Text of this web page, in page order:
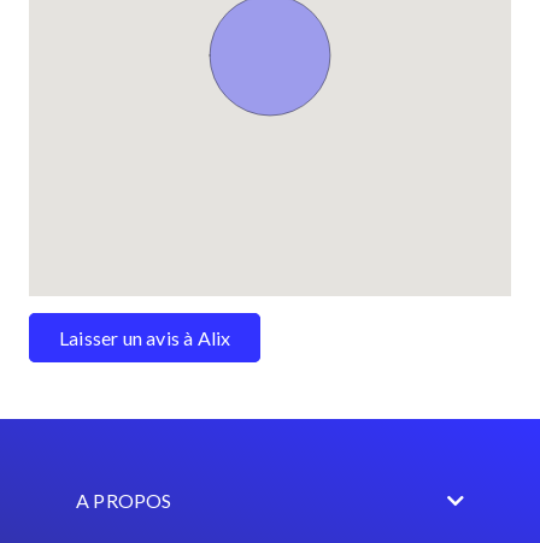
Laisser un avis à Alix
A PROPOS